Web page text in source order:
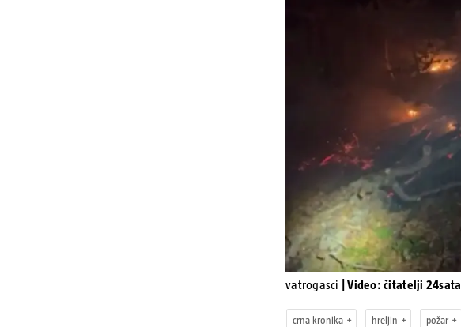
vatrogasci | Video: čitatelji 24sata
crna kronika hreljin požar